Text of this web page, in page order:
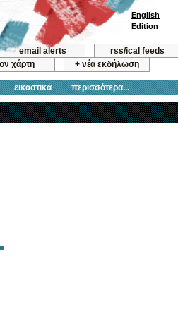
email alerts
rss/ical feeds
χάρτη + νέα εκδήλωση
εικαστικά περισσότερα...
English
Edition